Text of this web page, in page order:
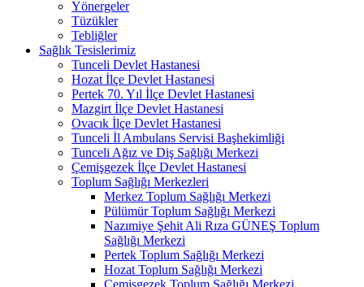
Yönergeler
Tüzükler
Tebliğler
Sağlık Tesislerimiz
Tunceli Devlet Hastanesi
Hozat İlçe Devlet Hastanesi
Pertek 70. Yıl İlçe Devlet Hastanesi
Mazgirt İlçe Devlet Hastanesi
Ovacık İlçe Devlet Hastanesi
Tunceli İl Ambulans Servisi Başhekimliği
Tunceli Ağız ve Diş Sağlığı Merkezi
Çemişgezek İlçe Devlet Hastanesi
Toplum Sağlığı Merkezleri
Merkez Toplum Sağlığı Merkezi
Pülümür Toplum Sağlığı Merkezi
Nazımiye Şehit Ali Rıza GÜNEŞ Toplum
Sağlığı Merkezi
Pertek Toplum Sağlığı Merkezi
Hozat Toplum Sağlığı Merkezi
Çemişgezek Toplum Sağlığı Merkezi